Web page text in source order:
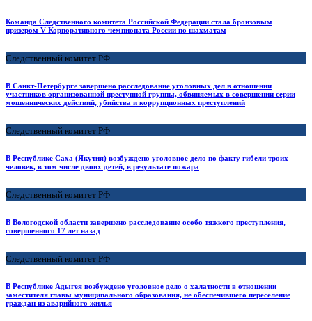
Команда Следственного комитета Российской Федерации стала бронзовым
призером V Корпоративного чемпионата России по шахматам
Следственный комитет РФ
В Санкт-Петербурге завершено расследование уголовных дел в отношении
участников организованной преступной группы, обвиняемых в совершении серии
мошеннических действий, убийства и коррупционных преступлений
Следственный комитет РФ
В Республике Саха (Якутия) возбуждено уголовное дело по факту гибели троих
человек, в том числе двоих детей, в результате пожара
Следственный комитет РФ
В Вологодской области завершено расследование особо тяжкого преступления,
совершенного 17 лет назад
Следственный комитет РФ
В Республике Адыгея возбуждено уголовное дело о халатности в отношении
заместителя главы муниципального образования, не обеспечившего переселение
граждан из аварийного жилья